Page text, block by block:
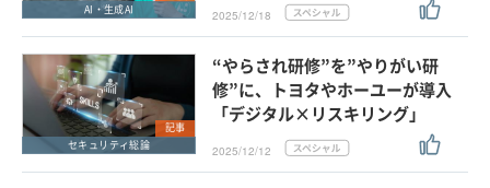
AI・生成AI
2025/12/18
記事
セキュリティ総論
“やらされ研修”を”やりがい研
修”に、トヨタやホーユーが導入
「デジタル×リスキリング」
2025/12/12